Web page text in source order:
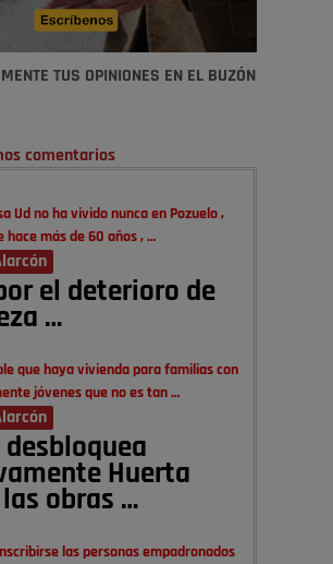
TUS OPINIONES EN EL BUZÓN
comentarios
Ud no ha vivido nunca en Pozuelo ,
hace más de 60 años , …
el deterioro de
…
que haya vivienda para familias con
jóvenes que no es tan …
desbloquea
Huerta
las obras …
las personas empadronados